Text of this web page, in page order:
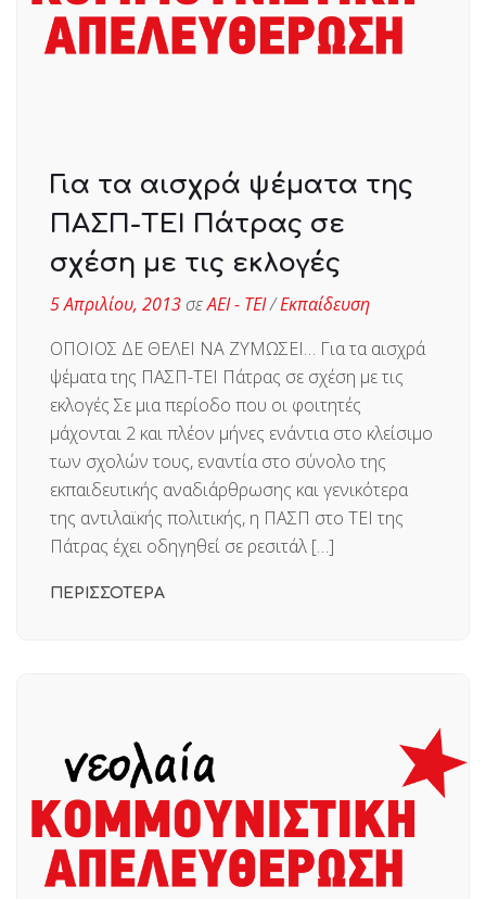
Για τα αισχρά ψέματα της
ΠΑΣΠ-ΤΕΙ Πάτρας σε
σχέση με τις εκλογές
5 Απριλίου, 2013σεΑΕΙ - ΤΕΙ/Εκπαίδευση
ΟΠΟΙΟΣ ΔΕ ΘΕΛΕΙ ΝΑ ΖΥΜΩΣΕΙ… Για τα αισχρά
ψέματα της ΠΑΣΠ-ΤΕΙ Πάτρας σε σχέση με τις
εκλογές Σε μια περίοδο που οι φοιτητές
μάχονται 2 και πλέον μήνες ενάντια στο κλείσιμο
των σχολών τους, εναντία στο σύνολο της
εκπαιδευτικής αναδιάρθρωσης και γενικότερα
της αντιλαϊκής πολιτικής, η ΠΑΣΠ στο ΤΕΙ της
Πάτρας έχει οδηγηθεί σε ρεσιτάλ […]
ΠΕΡΙΣΣΟΤΕΡΑ